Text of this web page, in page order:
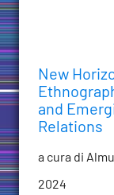
New
and
Relations
a cura di
2024